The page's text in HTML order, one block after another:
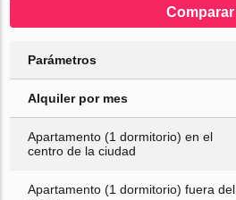
Comparar
Parámetros
Alquiler por mes
Apartamento (1 dormitorio) en el
centro de la ciudad
Apartamento (1 dormitorio) fuera del